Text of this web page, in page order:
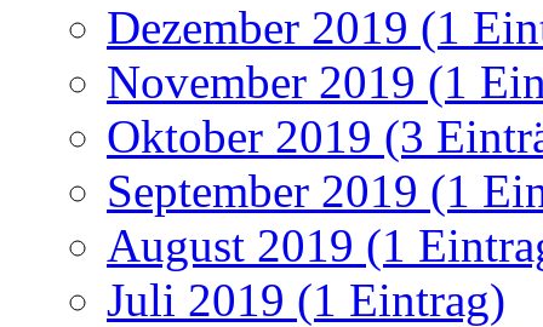
Dezember 2019 (1
November 2019 (1
Oktober 2019 (3
September 2019 (1
August 2019 (1
Juli 2019 (1 Eintrag)